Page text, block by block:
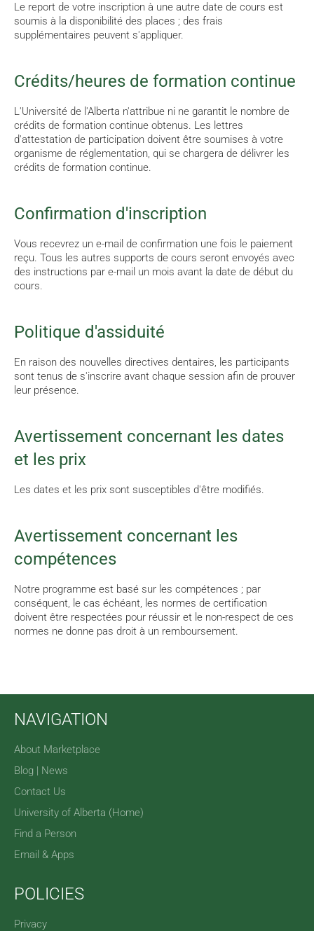
Le report de votre inscription à une autre date de cours est
soumis à la disponibilité des places ; des frais
supplémentaires peuvent s'appliquer.
Crédits/heures de formation continue
L'Université de l'Alberta n'attribue ni ne garantit le nombre de
crédits de formation continue obtenus. Les lettres
d'attestation de participation doivent être soumises à votre
organisme de réglementation, qui se chargera de délivrer les
crédits de formation continue.
Confirmation d'inscription
Vous recevrez un e-mail de confirmation une fois le paiement
reçu. Tous les autres supports de cours seront envoyés avec
des instructions par e-mail un mois avant la date de début du
cours.
Politique d'assiduité
En raison des nouvelles directives dentaires, les participants
sont tenus de s'inscrire avant chaque session afin de prouver
leur présence.
Avertissement concernant les dates
et les prix
Les dates et les prix sont susceptibles d'être modifiés.
Avertissement concernant les
compétences
Notre programme est basé sur les compétences ; par
conséquent, le cas échéant, les normes de certification
doivent être respectées pour réussir et le non-respect de ces
normes ne donne pas droit à un remboursement.
NAVIGATION
About Marketplace
Blog | News
Contact Us
University of Alberta (Home)
Find a Person
Email & Apps
POLICIES
Privacy